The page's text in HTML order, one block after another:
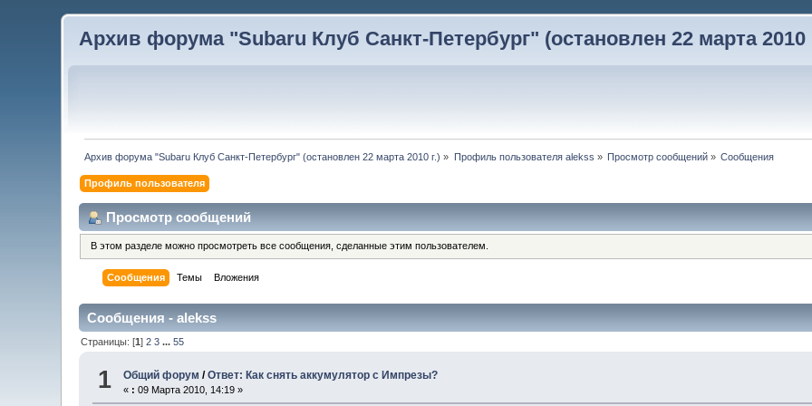
Архив форума "Subaru Клуб Санкт-Петербург" (остановлен 22 марта 2010
Архив форума "Subaru Клуб Санкт-Петербург" (остановлен 22 марта 2010 г.) » Профиль пользователя alekss » Просмотр сообщений » Сообщения
Профиль пользователя
Просмотр сообщений
В этом разделе можно просмотреть все сообщения, сделанные этим пользователем.
Сообщения Темы Вложения
Сообщения - alekss
Страницы: [1]2 3 ...55
1 Общий форум /Ответ: Как снять аккумулятор с Импрезы?
« : 09 Марта 2010, 14:19 »